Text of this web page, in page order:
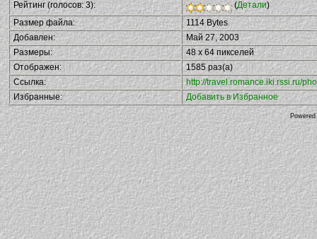
Рейтинг (голосов: 3):
(Детали)
Размер файла:
1114 Bytes
Добавлен:
Май 27, 2003
Размеры:
48 x 64 пикселей
Отображен:
1585 раз(а)
Ссылка:
http://travel.romance.iki.rssi.ru/
Избранные:
Добавить в Избранное